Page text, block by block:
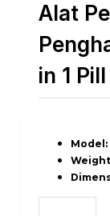
Alat
in 1
Model: